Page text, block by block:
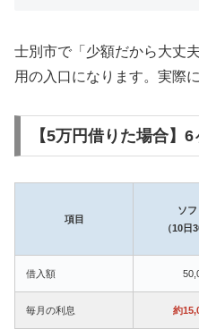
士別市で「少額だから大丈
用の入口になります。実際
【5万円借りた場合】
項目
ソ
（10日
借入額
毎月の利息 約